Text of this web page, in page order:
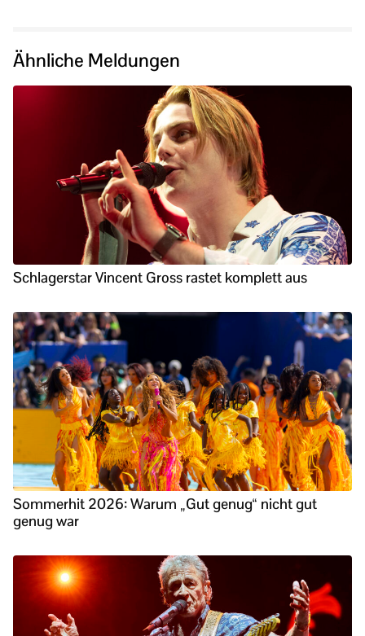
Ähnliche Meldungen
Schlagerstar Vincent Gross rastet komplett aus
Sommerhit 2026: Warum „Gut genug“ nicht gut
genug war